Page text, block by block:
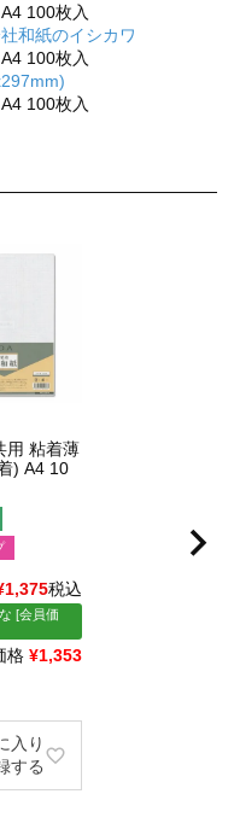
100枚入
和紙のイシカワ
100枚入
100枚入
用 粘着薄
) A4 10
1,375税込
[会員価
格 ¥1,353
入り
する